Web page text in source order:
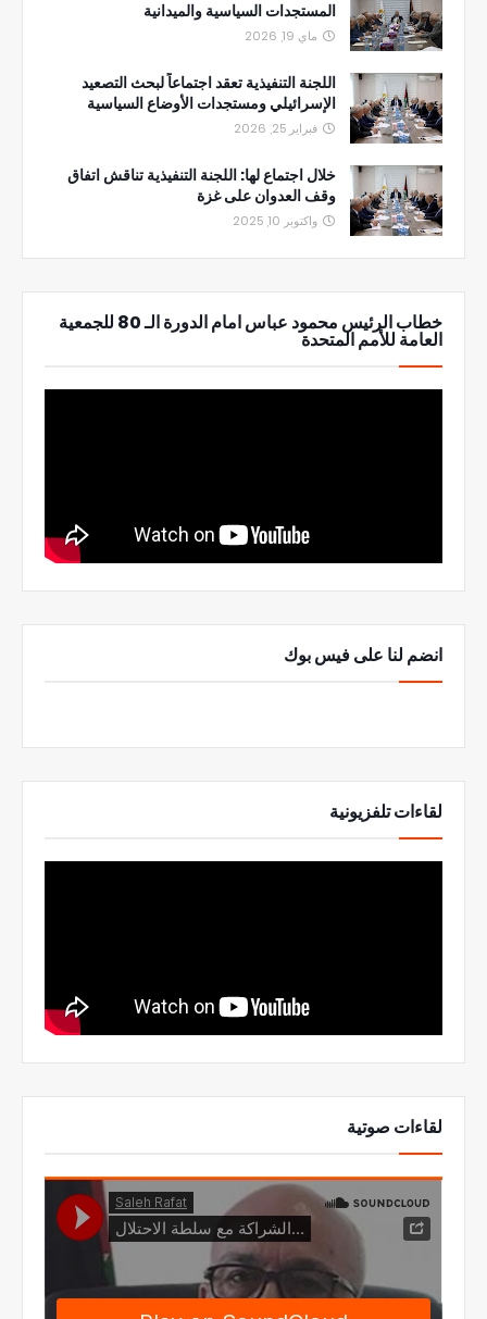
المستجدات السياسية والميدانية
ماي 19, 2026
اللجنة التنفيذية تعقد اجتماعاً لبحث التصعيد
الإسرائيلي ومستجدات الأوضاع السياسية
فبراير 25, 2026
خلال اجتماع لها: اللجنة التنفيذية تناقش اتفاق
وقف العدوان على غزة
واكتوبر 10, 2025
خطاب الرئيس محمود عباس امام الدورة الـ 80 للجمعية
العامة للأمم المتحدة
انضم لنا على فيس بوك
لقاءات تلفزيونية
لقاءات صوتية